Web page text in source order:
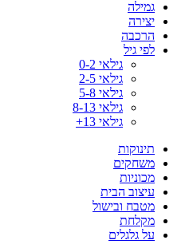
גמילה
יצירה
הרכבה
לפי גיל
גילאי 0-2
גילאי 2-5
גילאי 5-8
גילאי 8-13
גילאי 13+
תינוקות
משחקים
מכוניות
עיצוב הבית
מטבח ובישול
מקלחת
על גלגלים